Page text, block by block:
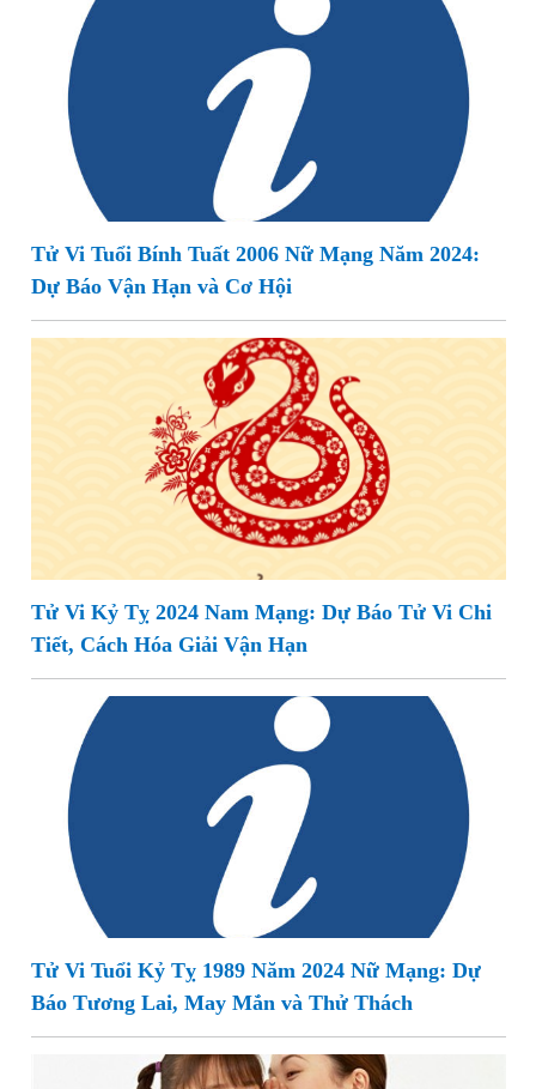
Tử Vi Tuổi Bính Tuất 2006 Nữ Mạng Năm 2024:
Dự Báo Vận Hạn và Cơ Hội
Tử Vi Kỷ Tỵ 2024 Nam Mạng: Dự Báo Tử Vi Chi
Tiết, Cách Hóa Giải Vận Hạn
Tử Vi Tuổi Kỷ Tỵ 1989 Năm 2024 Nữ Mạng: Dự
Báo Tương Lai, May Mắn và Thử Thách